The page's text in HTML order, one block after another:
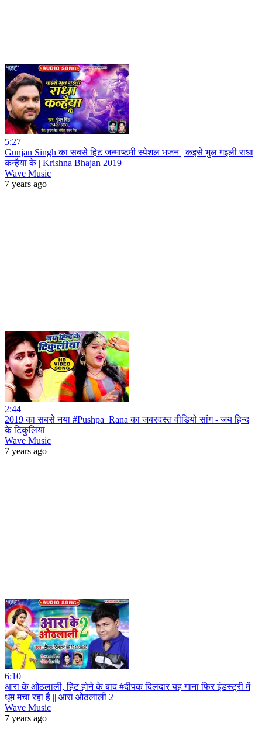
5:27
Gunjan Singh का सबसे हिट जन्माष्टमी स्पेशल भजन | कइसे भुल गइली राधा
कन्हैया के | Krishna Bhajan 2019
Wave Music
7 years ago
2:44
2019 का सबसे नया #Pushpa_Rana का जबरदस्त वीडियो सांग - जय हिन्द
के टिकुलिया
Wave Music
7 years ago
6:10
आरा के ओठलाली, हिट होने के बाद #दीपक दिलदार यह गाना फिर इंडस्ट्री में
धूम मचा रहा है || आरा ओठलाली 2
Wave Music
7 years ago